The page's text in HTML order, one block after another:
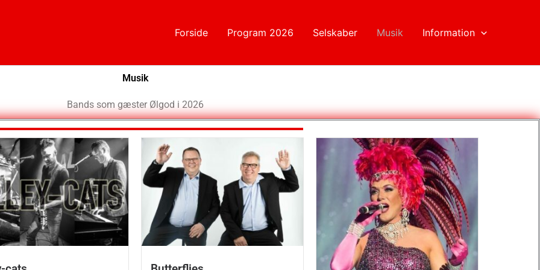
Forside Program 2026 Selskaber Musik Information
Musik
Bands som gæster Ølgod i 2026